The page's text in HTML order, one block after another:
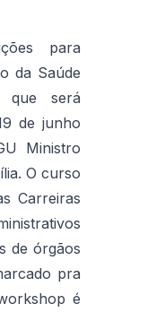
para
da Saúde
que será
de junho
Ministro
O curso
Carreiras
de órgãos
pra
é